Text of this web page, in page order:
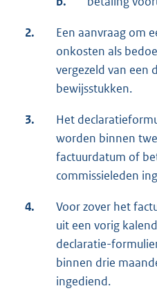
2.
Een aanvraag om
onkosten als
vergezeld van een
bewijsstukken.
3.
Het
worden binnen
factuurdatum of
commissieleden
4.
Voor zover het
uit een vorig
declaratie-
binnen drie
ingediend.